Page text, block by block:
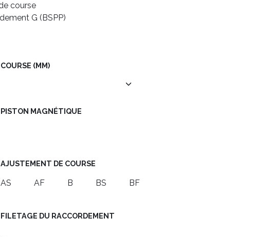
course
G (BSPP)
(MM)
MAGNÉTIQUE
DE COURSE
AS AF B BS BF
DU RACCORDEMENT